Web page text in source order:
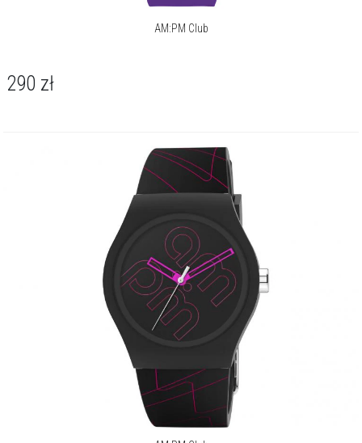
AM:PM Club
290 zł